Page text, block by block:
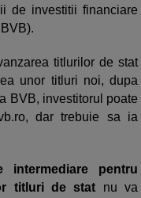
de investitii financiare
titlurilor de stat
unor titluri noi, dupa
BVB, investitorul poate
dar trebuie sa ia
intermediare pentru
titluri de stat nu va